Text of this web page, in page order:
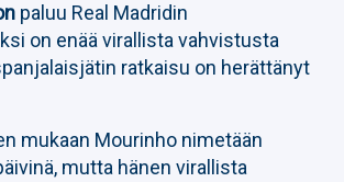
paluu Real Madridin
on enää virallista vahvistusta
ratkaisu on herättänyt
mukaan Mourinho nimetään
mutta hänen virallista